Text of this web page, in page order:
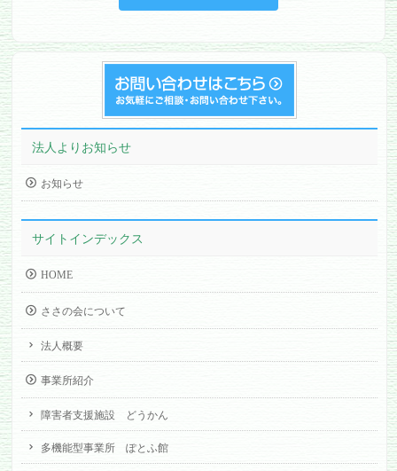
法人よりお知らせ
お知らせ
サイトインデックス
HOME
ささの会について
法人概要
事業所紹介
障害者支援施設 どうかん
多機能型事業所 ぽとふ館